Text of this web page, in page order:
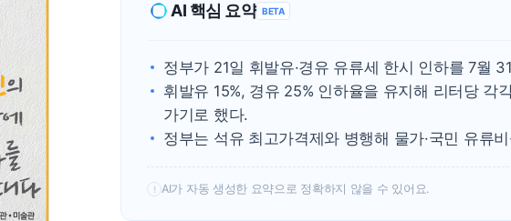
AI 핵심 요약 BETA
정부가 21일 휘발유·경유 유류세 한시 인하를 7월
휘발유 15%, 경유 25% 인하율을 유지해 리터당 각
가기로 했다.
정부는 석유 최고가격제와 병행해 물가·국민 유류
! AI가 자동 생성한 요약으로 정확하지 않을 수 있어요.